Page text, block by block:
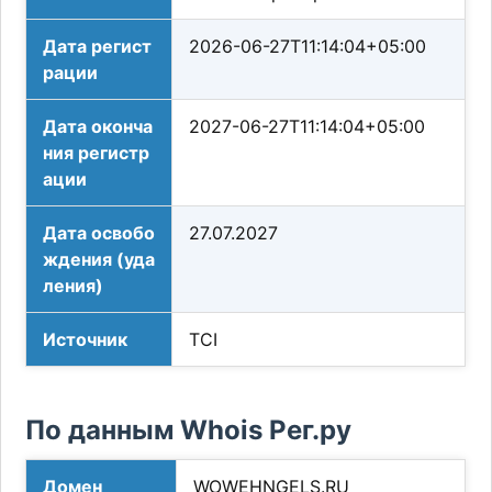
Дата регист
рации
2026-06-27T11:14:04+05:00
Дата оконча
ния регистр
ации
2027-06-27T11:14:04+05:00
Дата освобо
ждения (уда
ления)
27.07.2027
Источник TCI
По данным Whois Рег.ру
Домен WOWEHNGELS.RU